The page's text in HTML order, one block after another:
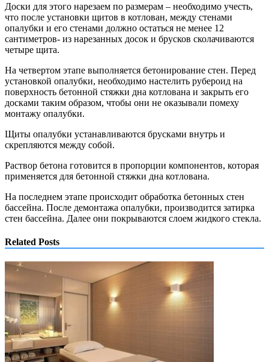
Доски для этого нарезаем по размерам – необходимо учесть,
что после установки щитов в котлован, между стенами
опалубки и его стенами должно остаться не менее 12
сантиметров- из нарезанных досок и брусков сколачиваются
четыре щита.
На четвертом этапе выполняется бетонирование стен. Перед
установкой опалубки, необходимо настелить рубероид на
поверхность бетонной стяжки дна котлована и закрыть его
досками таким образом, чтобы они не оказывали помеху
монтажу опалубки.
Щиты опалубки устанавливаются брусками внутрь и
скрепляются между собой.
Раствор бетона готовится в пропорции компонентов, которая
применяется для бетонной стяжки дна котлована.
На последнем этапе происходит обработка бетонных стен
бассейна. После демонтажа опалубки, производится затирка
стен бассейна. Далее они покрываются слоем жидкого стекла.
Related Posts